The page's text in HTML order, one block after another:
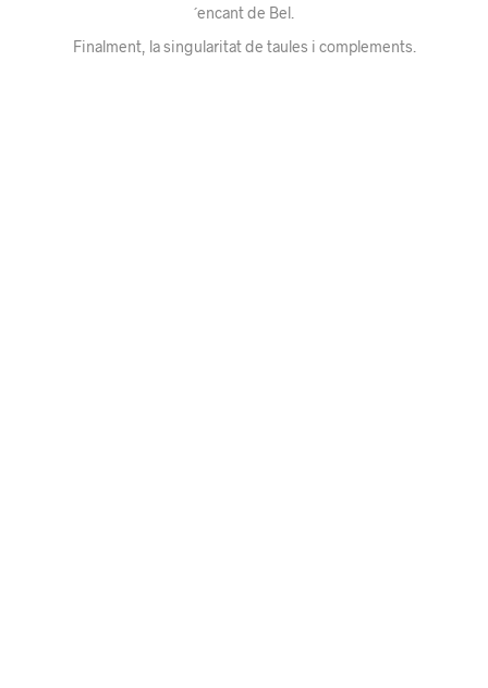
´encant de Bel.
Finalment, la singularitat de taules i complements.